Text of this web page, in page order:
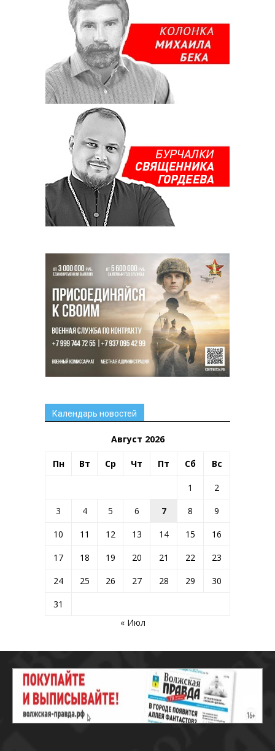
Календарь новостей
Август 2026
Пн Вт Ср Чт Пт Сб Вс
1
2
3
4 5 6 7 8
9
10
11 12 13 14 15
16
17
18 19 20 21 22
23
24
25 26 27 28 29
30
31
« Июл